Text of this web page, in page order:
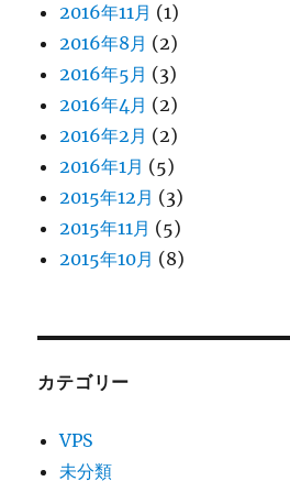
2016年11月 (1)
2016年8月 (2)
2016年5月 (3)
2016年4月 (2)
2016年2月 (2)
2016年1月 (5)
2015年12月 (3)
2015年11月 (5)
2015年10月 (8)
カテゴリー
VPS
未分類